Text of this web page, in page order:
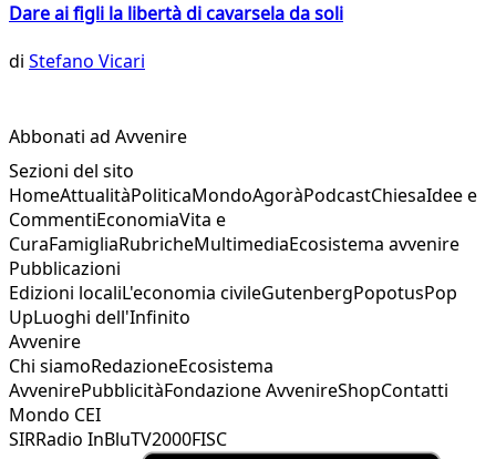
Dare ai figli la libertà di cavarsela da soli
di Stefano Vicari
Abbonati ad Avvenire
Sezioni del sito
HomeAttualitàPoliticaMondoAgoràPodcastChiesaIdee e
CommentiEconomiaVita e
CuraFamigliaRubricheMultimediaEcosistema avvenire
Pubblicazioni
Edizioni localiL'economia civileGutenbergPopotusPop
UpLuoghi dell'Infinito
Avvenire
Chi siamoRedazioneEcosistema
AvvenirePubblicitàFondazione AvvenireShopContatti
Mondo CEI
SIRRadio InBluTV2000FISC